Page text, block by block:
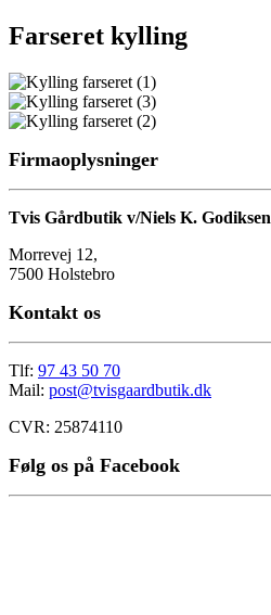
Farseret kylling
Firmaoplysninger
Tvis Gårdbutik v/Niels K. Godiksen
Morrevej 12,
7500 Holstebro
Kontakt os
Tlf: 97 43 50 70
Mail: post@tvisgaardbutik.dk
CVR: 25874110
Følg os på Facebook